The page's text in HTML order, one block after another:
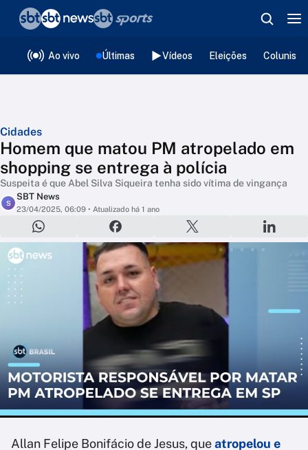
Ao vivo Últimas Vídeos Eleições
Cidades
Homem que matou PM atropelado em
shopping se entrega à polícia
Suspeita é que Abel Silva Siqueira tenha sido vítima de vingança
S
SBT News
23/04/2025, 06:09 • Atualizado há 1 ano
Allan Felipe Bonifácio de Jesus, queatropelou e
❮voltar
Editorias